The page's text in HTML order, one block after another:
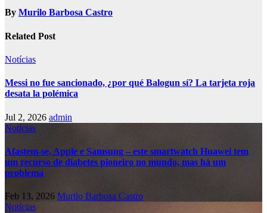
By Murilo Barbosa Castro
Related Post
Notícias
Messi no fue sancionado, ¿por qué Balogun sí? La tarjeta roja
desata la polémica
Jul 2, 2026 admin
Notícias
Afastem-se, Apple e Samsung – este smartwatch Huawei tem
um recurso de diabetes pioneiro no mundo, mas há um
problema
Feb 13, 2026 Murilo Barbosa Castro
Notícias